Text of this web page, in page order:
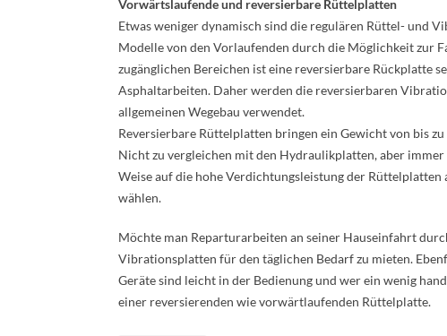
Vorwärtslaufende und reversierbare Rüttelplatten
Etwas weniger dynamisch sind die regulären Rüttel- und
Modelle von den Vorlaufenden durch die Möglichkeit zur
zugänglichen Bereichen ist eine reversierbare Rückplatte
Asphaltarbeiten. Daher werden die reversierbaren
allgemeinen Wegebau verwendet.
Reversierbare Rüttelplatten bringen ein Gewicht von bis
Nicht zu vergleichen mit den Hydraulikplatten, aber
Weise auf die hohe Verdichtungsleistung der
wählen.
Möchte man Reparturarbeiten an seiner Hauseinfahrt
Vibrationsplatten für den täglichen Bedarf zu mieten.
Geräte sind leicht in der Bedienung und wer ein wenig
einer reversierenden wie vorwärtlaufenden Rüttelplatte.